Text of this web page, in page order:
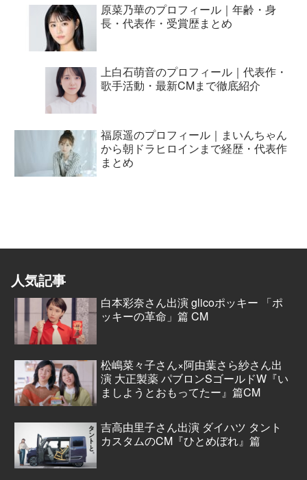
原菜乃華のプロフィール｜年齢・身
長・代表作・受賞歴まとめ
上白石萌音のプロフィール｜代表作・
歌手活動・最新CMまで徹底紹介
福原遥のプロフィール｜まいんちゃん
から朝ドラヒロインまで経歴・代表作
まとめ
人気記事
白本彩奈さん出演 glicoポッキー 「ポ
ッキーの革命」篇 CM
松嶋菜々子さん×阿由葉さら紗さん出
演 大正製薬 パブロンSゴールドW『い
ましようとおもってたー』篇CM
吉高由里子さん出演 ダイハツ タント
カスタムのCM『ひとめぼれ』篇